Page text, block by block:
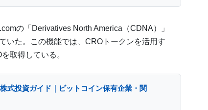
の「Derivatives North America（CDNA）」
いた。この機能では、CROトークンを活用す
取得している。
式投資ガイド｜ビットコイン保有企業・関